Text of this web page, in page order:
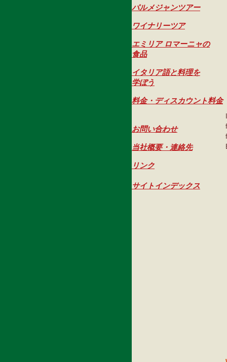
パルメジャンツアー
ワイナリーツア
エミリア ロマーニャの
食品
イタリア語と料理を
学ぼう
料金・ディスカウント料金
お問い合わせ
当社概要・連絡先
リンク
サイトインデックス